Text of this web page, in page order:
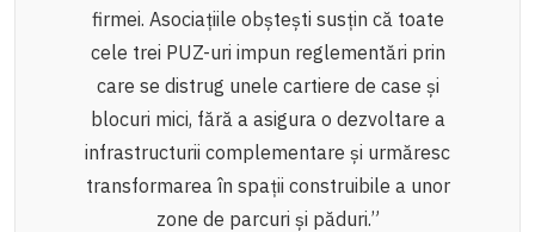
firmei. Asociațiile obștești susțin că toate
cele trei PUZ-uri impun reglementări prin
care se distrug unele cartiere de case și
blocuri mici, fără a asigura o dezvoltare a
infrastructurii complementare și urmăresc
transformarea în spații construibile a unor
zone de parcuri și păduri.”